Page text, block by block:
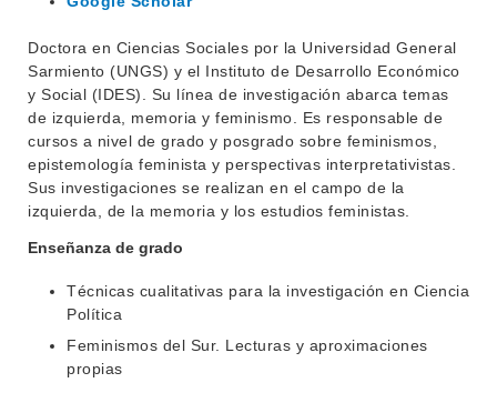
Doctora en Ciencias Sociales por la Universidad General
Sarmiento (UNGS) y el Instituto de Desarrollo Económico
y Social (IDES). Su línea de investigación abarca temas
de izquierda, memoria y feminismo. Es responsable de
cursos a nivel de grado y posgrado sobre feminismos,
epistemología feminista y perspectivas interpretativistas.
Sus investigaciones se realizan en el campo de la
izquierda, de la memoria y los estudios feministas.
Enseñanza de grado
Técnicas cualitativas para la investigación en Ciencia
Política
Feminismos del Sur. Lecturas y aproximaciones
propias